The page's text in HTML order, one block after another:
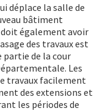
déplace la salle de
bâtiment
également avoir
des travaux est
partie de la cour
Les
travaux facilement
des extensions et
les périodes de